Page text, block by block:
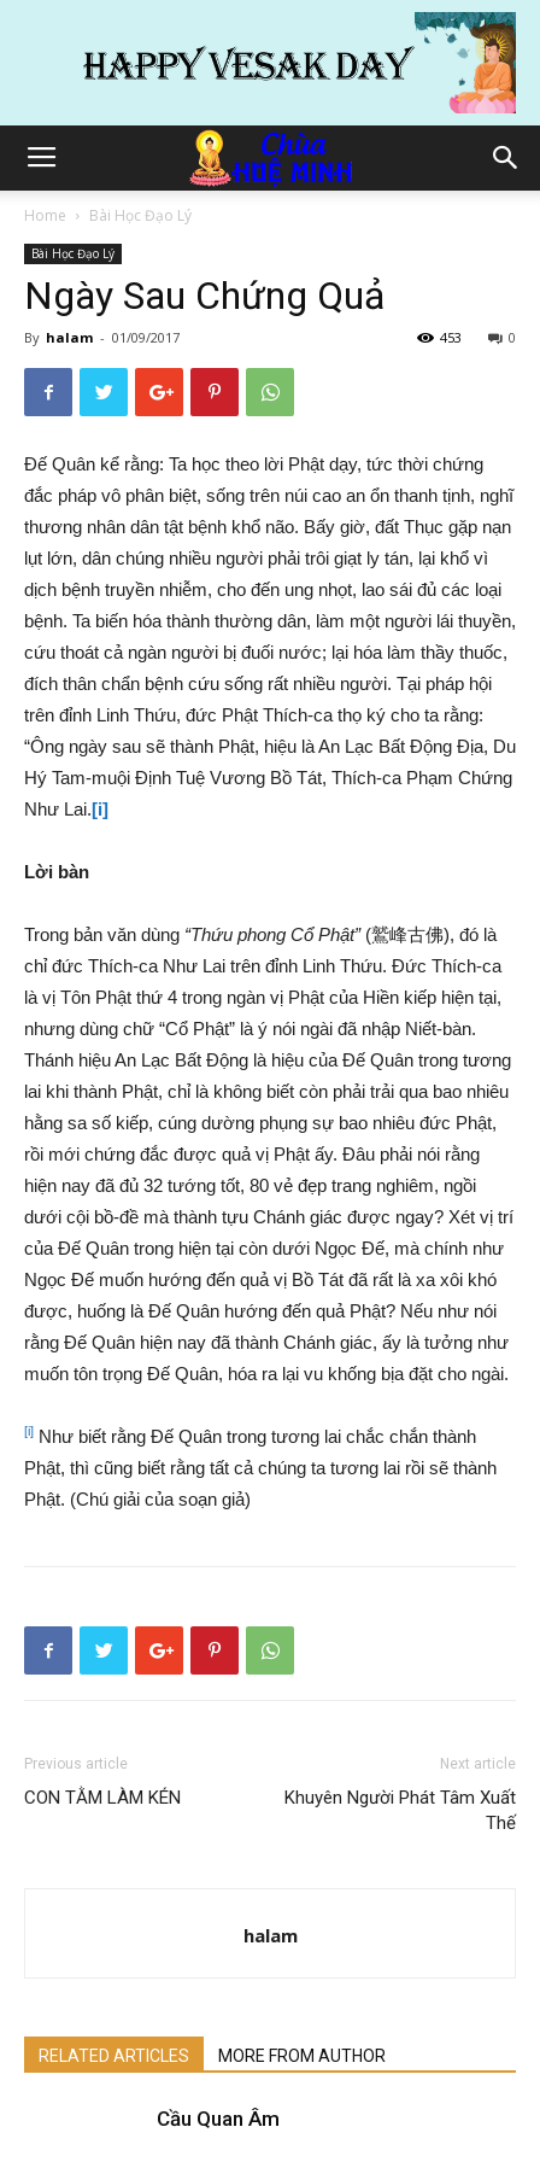
Home Bài Học Đạo Lý
Bài Học Đạo Lý
Ngày Sau Chứng Quả
By halam - 01/09/2017 0
453
Đế Quân kể rằng: Ta học theo lời Phật dạy, tức thời chứng
đắc pháp vô phân biệt, sống trên núi cao an ổn thanh tịnh, nghĩ
thương nhân dân tật bệnh khổ não. Bấy giờ, đất Thục gặp nạn
lụt lớn, dân chúng nhiều người phải trôi giạt ly tán, lại khổ vì
dịch bệnh truyền nhiễm, cho đến ung nhọt, lao sái đủ các loại
bệnh. Ta biến hóa thành thường dân, làm một người lái thuyền,
cứu thoát cả ngàn người bị đuối nước; lại hóa làm thầy thuốc,
đích thân chẩn bệnh cứu sống rất nhiều người. Tại pháp hội
trên đỉnh Linh Thứu, đức Phật Thích-ca thọ ký cho ta rằng:
“Ông ngày sau sẽ thành Phật, hiệu là An Lạc Bất Động Địa, Du
Hý Tam-muội Định Tuệ Vương Bồ Tát, Thích-ca Phạm Chứng
Như Lai.[i]
Lời bàn
Trong bản văn dùng “Thứu phong Cổ Phật”(鷲峰古佛), đó là
chỉ đức Thích-ca Như Lai trên đỉnh Linh Thứu. Đức Thích-ca
là vị Tôn Phật thứ 4 trong ngàn vị Phật của Hiền kiếp hiện tại,
nhưng dùng chữ “Cổ Phật” là ý nói ngài đã nhập Niết-bàn.
Thánh hiệu An Lạc Bất Động là hiệu của Đế Quân trong tương
lai khi thành Phật, chỉ là không biết còn phải trải qua bao nhiêu
hằng sa số kiếp, cúng dường phụng sự bao nhiêu đức Phật,
rồi mới chứng đắc được quả vị Phật ấy. Đâu phải nói rằng
hiện nay đã đủ 32 tướng tốt, 80 vẻ đẹp trang nghiêm, ngồi
dưới cội bồ-đề mà thành tựu Chánh giác được ngay? Xét vị trí
của Đế Quân trong hiện tại còn dưới Ngọc Đế, mà chính như
Ngọc Đế muốn hướng đến quả vị Bồ Tát đã rất là xa xôi khó
được, huống là Đế Quân hướng đến quả Phật? Nếu như nói
rằng Đế Quân hiện nay đã thành Chánh giác, ấy là tưởng như
muốn tôn trọng Đế Quân, hóa ra lại vu khống bịa đặt cho ngài.
[i] Như biết rằng Đế Quân trong tương lai chắc chắn thành
Phật, thì cũng biết rằng tất cả chúng ta tương lai rồi sẽ thành
Phật. (Chú giải của soạn giả)
Previous article
CON TẰM LÀM KÉN
Next article
Khuyên Người Phát Tâm Xuất
Thế
halam
RELATED ARTICLES MORE FROM AUTHOR
Cầu Quan Âm